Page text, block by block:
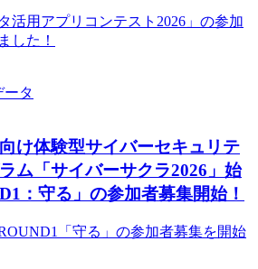
活用アプリコンテスト2026」の参加
した！
ータ
け体験型サイバーセキュリテ
ム「サイバーサクラ2026」始
：守る」の参加者募集開始！
「守る」の参加者募集を開始